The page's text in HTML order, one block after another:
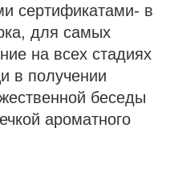
сертификатами- в
для самых
на всех стадиях
в получении
беседы
ароматного